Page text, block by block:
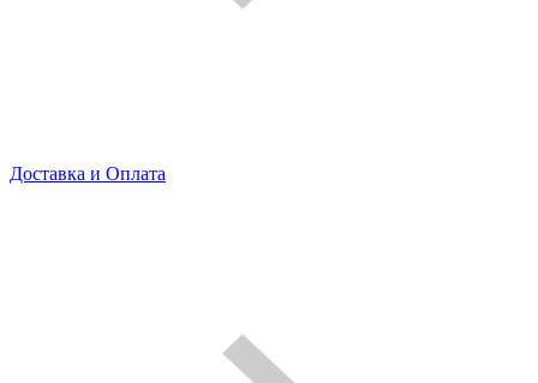
Доставка и Оплата